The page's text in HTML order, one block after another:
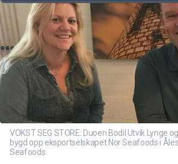
VOKST SEG STORE: Duoen Bodil Utvik Lynge
bygd opp eksportselskapet Nor Seafoods i
Seafoods